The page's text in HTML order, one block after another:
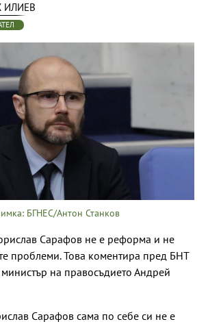
ИЛИЕВ
БГНЕС/Антон Станков
Сарафов не е реформа и не
проблеми. Това коментира пред БНТ
на правосъдието Андрей
Сарафов сама по себе си не е